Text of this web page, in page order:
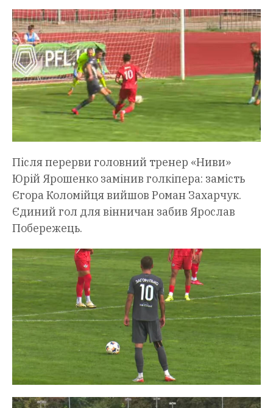
Після перерви головний тренер «Ниви»
Юрій Ярошенко замінив голкіпера: замість
Єгора Коломійця вийшов Роман Захарчук.
Єдиний гол для вінничан забив Ярослав
Побережець.